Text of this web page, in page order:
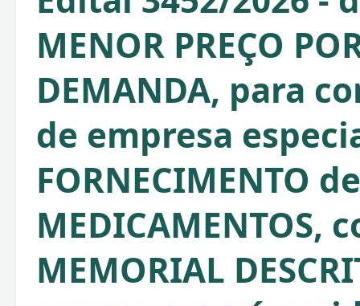
MENOR PREÇO
DEMANDA, para
de empresa
FORNECIMENTO de
MEDICAMENTOS,
MEMORIAL